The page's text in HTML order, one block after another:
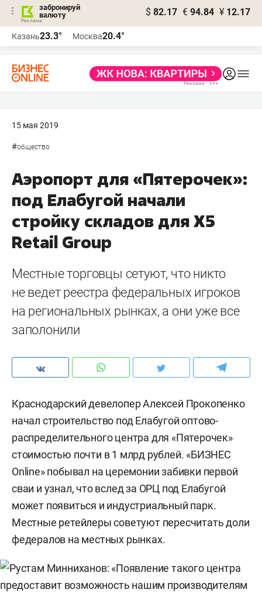
забронируй
валюту
$ 82.17 € 94.84 ¥ 12.17
Казань23.3° Москва20.4°
15 мая 2019
#общество
Аэропорт для «Пятерочек»:
под Елабугой начали
стройку складов для X5
Retail Group
Местные торговцы сетуют, что никто
не ведет реестра федеральных игроков
на региональных рынках, а они уже все
заполонили
Краснодарский девелопер Алексей Прокопенко
начал строительство под Елабугой оптово-
распределительного центра для «Пятерочек»
стоимостью почти в 1 млрд рублей. «БИЗНЕС
Online» побывал на церемонии забивки первой
сваи и узнал, что вслед за ОРЦ под Елабугой
может появиться и индустриальный парк.
Местные ретейлеры советуют пересчитать доли
федералов на местных рынках.